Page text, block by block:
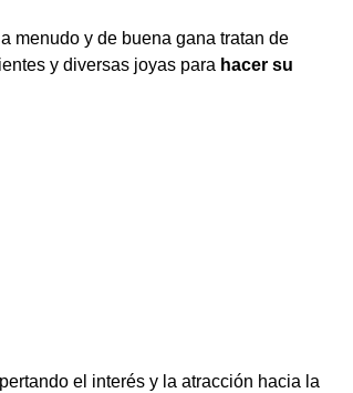
menudo y de buena gana tratan de
y diversas joyas para hacer su
el interés y la atracción hacia la